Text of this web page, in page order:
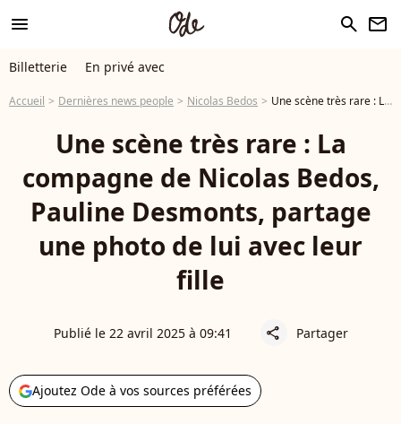
menu search newsletter
Billetterie En privé avec
Accueil Dernières news people Nicolas Bedos Une scène très rare : La compagne de Nicolas Bedos, Pauline Desmonts, partage une photo de lui avec leur fille
Une scène très rare : La
compagne de Nicolas Bedos,
Pauline Desmonts, partage
une photo de lui avec leur
fille
Publié le 22 avril 2025 à 09:41 share Partager
Ajoutez Ode à vos sources préférées